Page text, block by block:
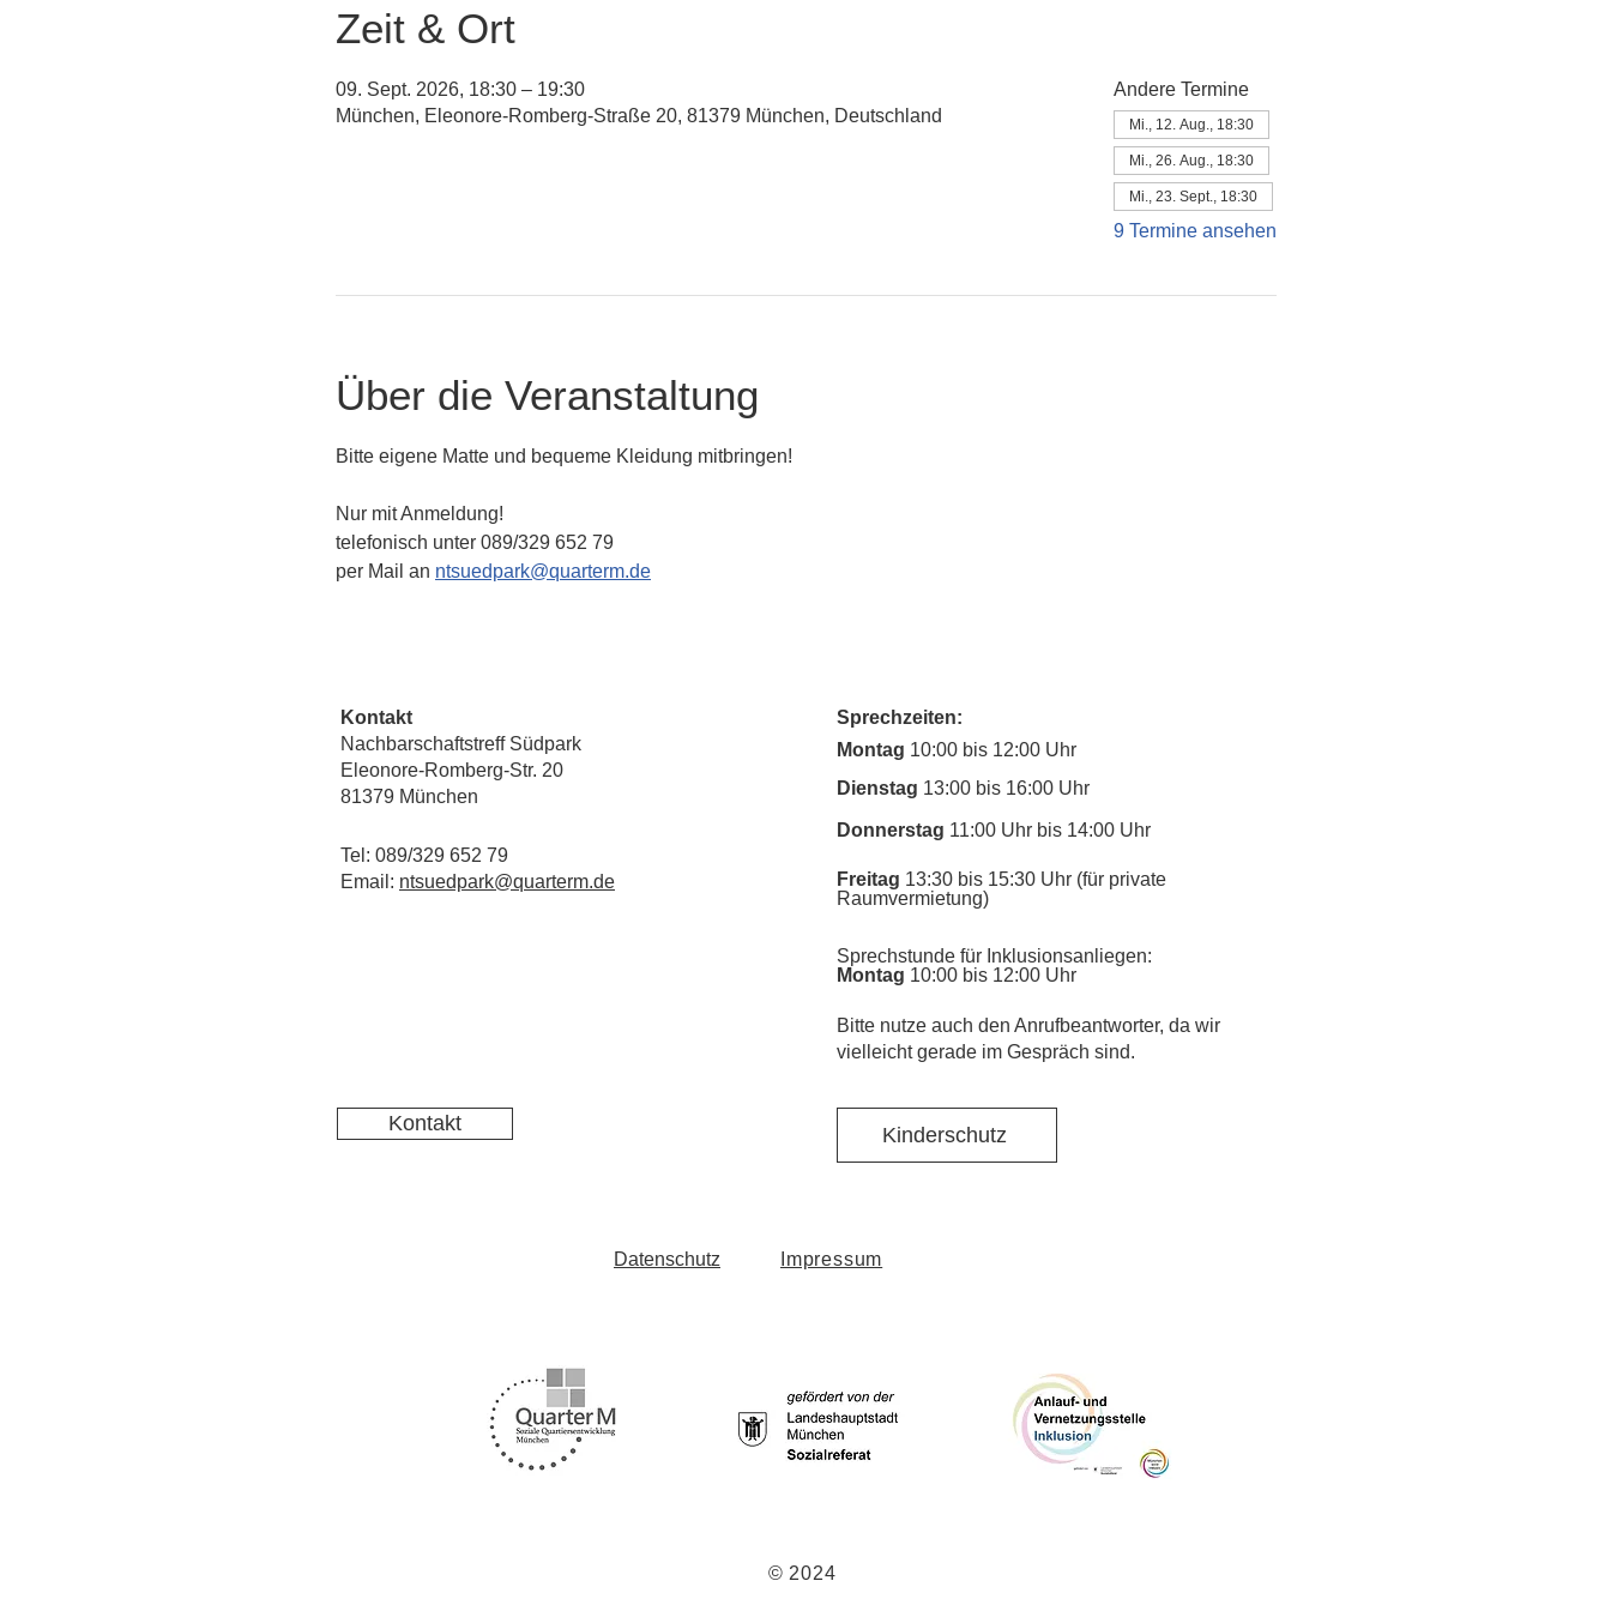
Zeit & Ort
09. Sept. 2026, 18:30 – 19:30
München, Eleonore-Romberg-Straße 20, 81379 München, Deutschland
Andere Termine
Mi., 12. Aug., 18:30
Mi., 26. Aug., 18:30
Mi., 23. Sept., 18:30
9 Termine ansehen
Über die Veranstaltung
Bitte eigene Matte und bequeme Kleidung mitbringen!
Nur mit Anmeldung!
telefonisch unter 089/329 652 79
per Mail an ntsuedpark@quarterm.de
Kontakt
Nachbarschaftstreff Südpark
Eleonore-Romberg-Str. 20
81379 München
Tel: 089/329 652 79
Email: ntsuedpark@quarterm.de
Kontakt
Sprechzeiten:
Montag 10:00 bis 12:00 Uhr
Dienstag 13:00 bis 16:00 Uhr
Donnerstag 11:00 Uhr bis 14:00 Uhr
Freitag 13:30 bis 15:30 Uhr (für private
Raumvermietung)
Sprechstunde für Inklusionsanliegen:
Montag 10:00 bis 12:00 Uhr
​Bitte nutze auch den Anrufbeantworter, da wir
vielleicht gerade im Gespräch sind.
Kinderschutz
Datenschutz Impressum
© 2024